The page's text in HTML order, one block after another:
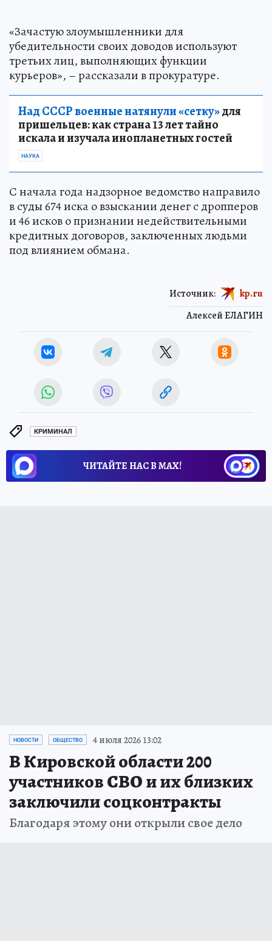
«Зачастую злоумышленники для
убедительности своих доводов используют
третьих лиц, выполняющих функции
курьеров», – рассказали в прокуратуре.
Над СССР военные натянули «сетку»для
пришельцев: как страна 13 лет тайно
искала и изучала инопланетных гостей
НАУКА
С начала года надзорное ведомство направило
в суды 674 иска о взыскании денег с дропперов
и 46 исков о признании недействительными
кредитных договоров, заключенных людьми
под влиянием обмана.
Алексей ЕЛАГИН
Источник: kp.ru
КРИМИНАЛ
ЧИТАЙТЕ НАС В МАХ!
НОВОСТИ ОБЩЕСТВО 4 июля 2026 13:02
В Кировской области 200
участников СВО и их близких
заключили соцконтракты
Благодаря этому они открыли свое дело